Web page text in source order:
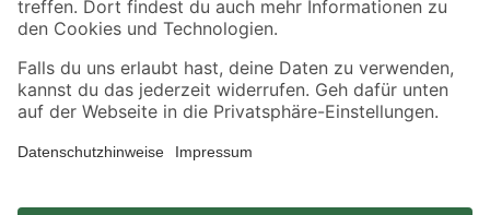
Alle Preisangaben in EUR inkl. gesetzl. MwSt.. Die dargestellten Angebote sind unter
Umständen nicht in allen Märkten verfügbar. Die angegebenen Verfügbarkeiten beziehen
sich auf den unter "Mein Markt" ausgewählten toom Baumarkt. Alle Angebote und
*Paketversand ab 59 € versandkostenfrei, gilt nicht für Artikel mit Speditionsversand, hier
fallen zusätzliche Versandkosten an.